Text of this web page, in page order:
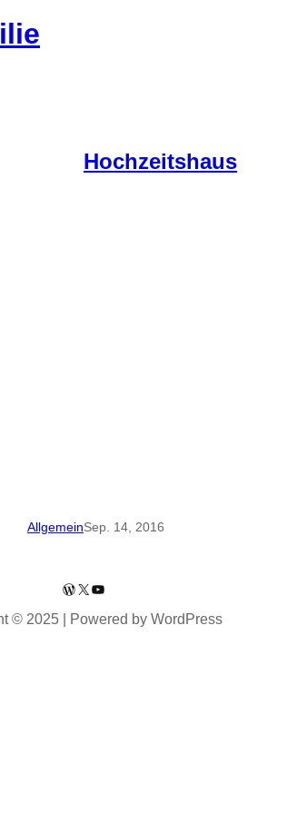
Allgemein
Hochzeitshaus
Sep. 14, 2016
WordPress
X YouTube
© 2025 | Powered by WordPress